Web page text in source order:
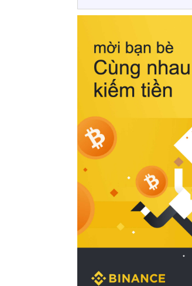
này, bạn sẽ cảm nhận
hồi chuẩn xác của
cột sống.
Bên cạnh đó, việc lựa
sản phẩm đạt chuẩn
tế còn giúp ngăn ngừa
khuẩn và nấm mốc
thời tiết nóng ẩm. Bạn
thêm các nghiên cứu
động của giấc ngủ và
phòng ngủ đối với sức
người tại Sleep
Link) để có cái nhìn
2. Các tiêu chí vàng
chăn ga gối đệm cao
ngủ
Để sở hữu một bộ
cao cấp hoàn hảo cả
công năng, người tiêu
nhắc kỹ lưỡng các tiêu